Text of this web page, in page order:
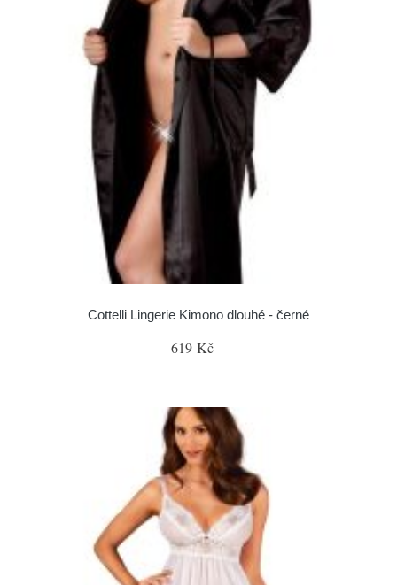
Cottelli Lingerie Kimono dlouhé - černé
619 Kč